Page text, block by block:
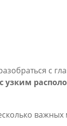
с
узким